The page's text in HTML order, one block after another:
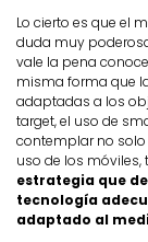
Lo cierto es que el
duda muy
vale la pena
misma forma que
adaptadas a los
target, el uso de
contemplar no solo
uso de los móviles,
estrategia que
tecnología
adaptado al